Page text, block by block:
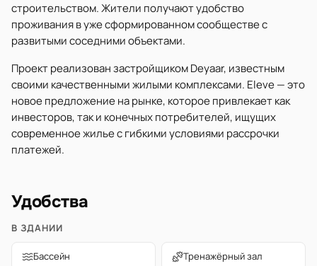
строительством. Жители получают удобство
проживания в уже сформированном сообществе с
развитыми соседними объектами.
Проект реализован застройщиком Deyaar, известным
своими качественными жилыми комплексами. Eleve — это
новое предложение на рынке, которое привлекает как
инвесторов, так и конечных потребителей, ищущих
современное жилье с гибкими условиями рассрочки
платежей.
Удобства
В ЗДАНИИ
Бассейн Тренажёрный зал